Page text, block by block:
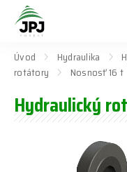
Úvod Hydraulika
rotátory
Nosnosť 16 t
Hydraulický